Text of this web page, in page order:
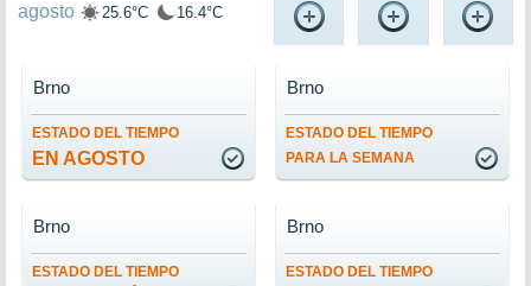
agosto
25.6°C 16.4°C
ESTADO DEL TIEMPO
EN AGOSTO
Brno
ESTADO DEL TIEMPO
PARA LA SEMANA
Brno
ESTADO DEL TIEMPO
Brno
ESTADO DEL TIEMPO
Brno